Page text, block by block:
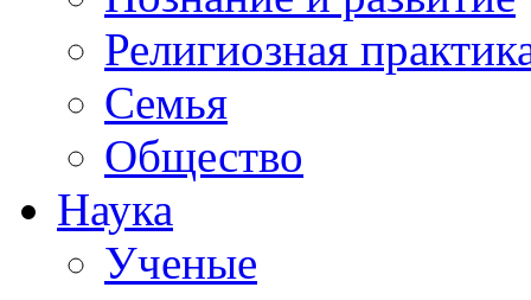
Религиозная
Семья
Общество
Наука
Ученые